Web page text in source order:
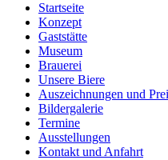
Startseite
Konzept
Gaststätte
Museum
Brauerei
Unsere Biere
Auszeichnungen und
Bildergalerie
Termine
Ausstellungen
Kontakt und Anfahrt